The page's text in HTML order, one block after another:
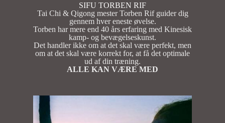
SIFU TORBEN RIF
Tai Chi & Qigong mester Torben Rif guider dig
gennem hver eneste øvelse.
Torben har mere end 40 års erfaring med Kinesisk
kamp- og bevægelseskunst.
Det handler ikke om at det skal være perfekt, men
om at det skal være korrekt for, at få det optimale
ud af din træning.
ALLE KAN VÆRE MED